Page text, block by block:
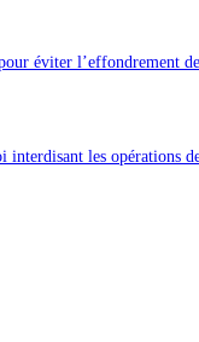
éviter l’effondrement
les opérations